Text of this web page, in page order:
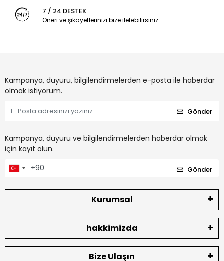
7 / 24 DESTEK
Öneri ve şikayetlerinizi bize iletebilirsiniz.
Kampanya, duyuru, bilgilendirmelerden e-posta ile haberdar
olmak istiyorum.
Gönder
Kampanya, duyuru ve bilgilendirmelerden haberdar olmak
için kayıt olun.
Gönder
Kurumsal
hakkimizda
Bize Ulaşın